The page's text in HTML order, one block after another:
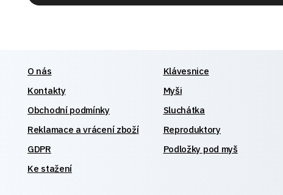
O nás
Kontakty
Obchodní podmínky
Reklamace a vrácení zboží
GDPR
Ke stažení
Klávesnice
Myši
Sluchátka
Reproduktory
Podložky pod myš